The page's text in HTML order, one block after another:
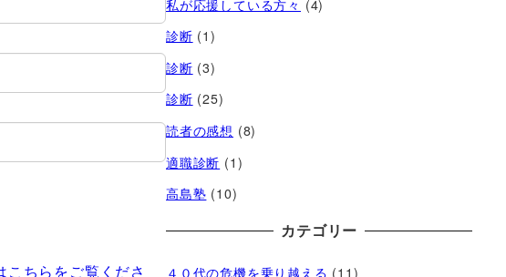
ちらをご覧くださ
私が応援している方々 (4)
診断 (1)
診断 (3)
診断 (25)
読者の感想 (8)
適職診断 (1)
高島塾 (10)
カテゴリー
４０代の危機を乗り越える (11)